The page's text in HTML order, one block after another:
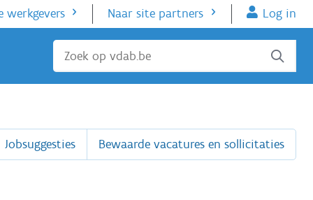
werkgevers Naar site partners Log in
Sluiten
Jobsuggesties Bewaarde vacatures en sollicitaties